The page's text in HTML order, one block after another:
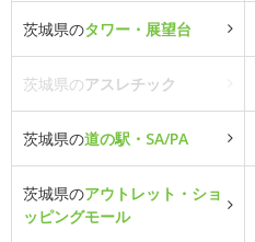
茨城県のタワー・展望台
茨城県のアスレチック
茨城県の道の駅・SA/PA
茨城県のアウトレット・ショ
ッピングモール